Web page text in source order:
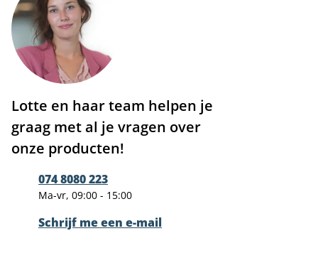
Lotte en haar team helpen je
graag met al je vragen over
onze producten!
074 8080 223
Ma-vr, 09:00 - 15:00
Schrijf me een e-mail